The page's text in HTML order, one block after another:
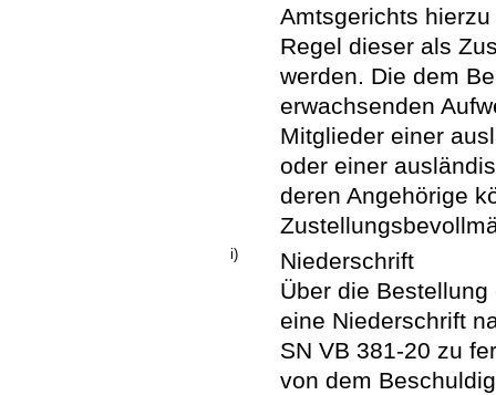
Amtsgerichts
Regel dieser als
werden. Die dem
erwachsenden
Mitglieder einer
oder einer
deren Angehörige
i)
Niederschrift
Über die
eine Niederschrift
SN VB 381-20 zu
von dem